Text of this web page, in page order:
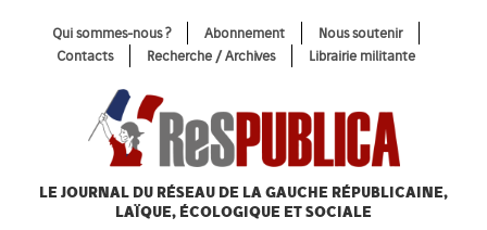
Qui sommes-nous ? Abonnement
Nous soutenir
Contacts
Recherche / Archives Librairie militante
LE JOURNAL DU RÉSEAU DE LA GAUCHE RÉPUBLICAINE,
LAÏQUE, ÉCOLOGIQUE ET SOCIALE